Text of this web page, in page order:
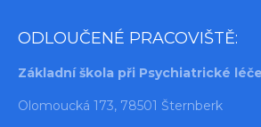
ODLOUČENÉ PRACOVIŠTĚ:
Základní škola při Psychiatrické
Olomoucká 173, 78501 Šternberk